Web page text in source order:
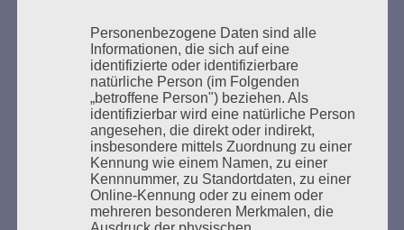
MARATHONLESUNG AUS DEN
VERBRANNTEN BÜCHERN
Personenbezogene Daten sind alle
Informationen, die sich auf eine
identifizierte oder identifizierbare
natürliche Person (im Folgenden
„betroffene Person") beziehen. Als
identifizierbar wird eine natürliche Person
angesehen, die direkt oder indirekt,
insbesondere mittels Zuordnung zu einer
Kennung wie einem Namen, zu einer
Kennnummer, zu Standortdaten, zu einer
Online-Kennung oder zu einem oder
mehreren besonderen Merkmalen, die